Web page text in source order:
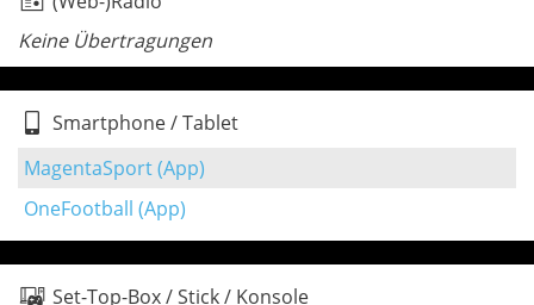
Keine Übertragungen
Smartphone / Tablet
MagentaSport (App)
OneFootball (App)
Set-Top-Box / Stick / Konsole